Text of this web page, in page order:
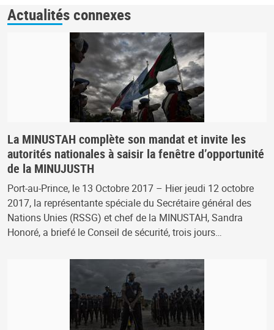
Actualités connexes
La MINUSTAH complète son mandat et invite les
autorités nationales à saisir la fenêtre d’opportunité
de la MINUJUSTH
Port-au-Prince, le 13 Octobre 2017 – Hier jeudi 12 octobre
2017, la représentante spéciale du Secrétaire général des
Nations Unies (RSSG) et chef de la MINUSTAH, Sandra
Honoré, a briefé le Conseil de sécurité, trois jours…